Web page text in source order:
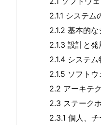
2.1.1 システム
2.1.2 基本的
2.1.3 設計と
2.1.4 システ
2.1.5 ソフト
2.2 アーキテ
2.3 ステーク
2.3.1 個人、